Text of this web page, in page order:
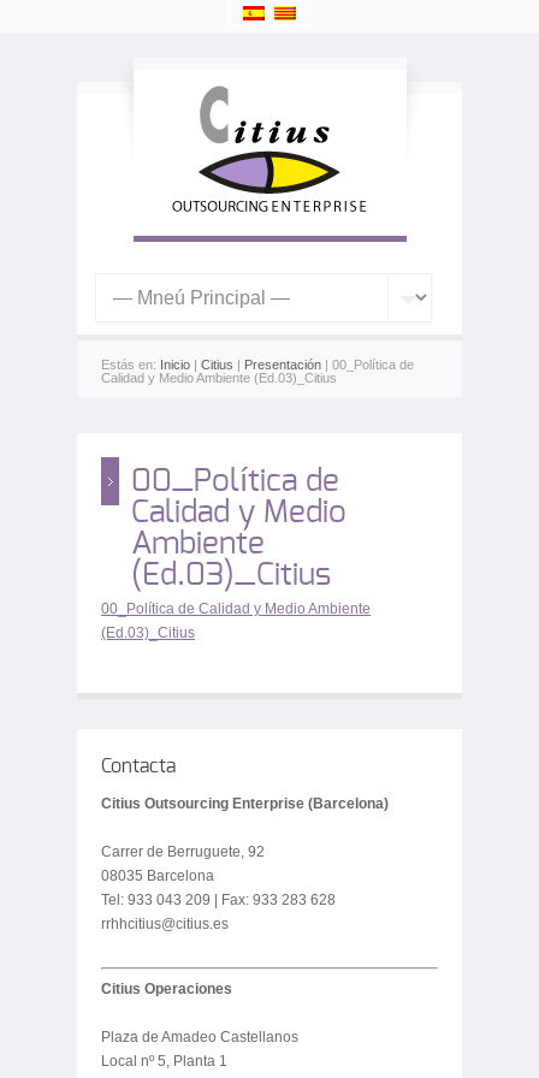
Estás en: Inicio | Citius | Presentación | 00_Política de
Calidad y Medio Ambiente (Ed.03)_Citius
00_Política de
Calidad y Medio
Ambiente
(Ed.03)_Citius
00_Política de Calidad y Medio Ambiente
(Ed.03)_Citius
Contacta
Citius Outsourcing Enterprise (Barcelona)
Carrer de Berruguete, 92
08035 Barcelona
Tel: 933 043 209 | Fax: 933 283 628
rrhhcitius@citius.es
Citius Operaciones
Plaza de Amadeo Castellanos
Local nº 5, Planta 1